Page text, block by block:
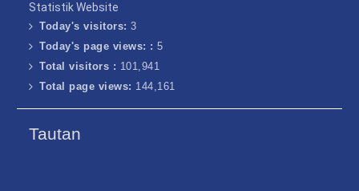
Bersama PT Elnusa
Petrofin
Statistik Website
Today's visitors:3
Today's page views: :5
Total visitors : 101,941
Total page views: 144,161
Tautan